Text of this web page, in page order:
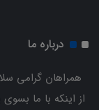
درباره ما
همراهان گرامی
از اینکه با ما